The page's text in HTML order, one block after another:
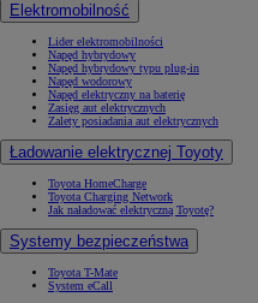
Elektromobilność
Lider elektromobilności
Napęd hybrydowy
Napęd hybrydowy typu plug-in
Napęd wodorowy
Napęd elektryczny na baterię
Zasięg aut elektrycznych
Zalety posiadania aut elektrycznych
Ładowanie elektrycznej Toyoty
Toyota HomeCharge
Toyota Charging Network
Jak naładować elektryczną Toyotę?
Systemy bezpieczeństwa
Toyota T-Mate
System eCall